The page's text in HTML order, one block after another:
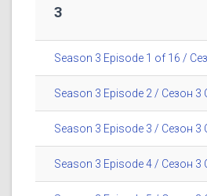
3
Season 3 Episode 1 of 16 /
Season 3 Episode 2 / Сезон 3
Season 3 Episode 3 / Сезон 3
Season 3 Episode 4 / Сезон 3